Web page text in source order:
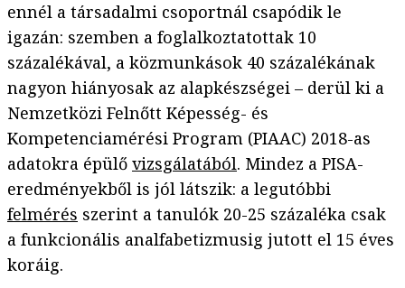
ennél a társadalmi csoportnál csapódik le
igazán: szemben a foglalkoztatottak 10
százalékával, a közmunkások 40 százalékának
nagyon hiányosak az alapkészségei – derül ki a
Nemzetközi Felnőtt Képesség- és
Kompetenciamérési Program (PIAAC) 2018-as
adatokra épülő vizsgálatából. Mindez a PISA-
eredményekből is jól látszik: a legutóbbi
felmérés szerint a tanulók 20-25 százaléka csak
a funkcionális analfabetizmusig jutott el 15 éves
koráig.